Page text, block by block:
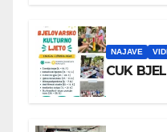
NAJAVE
CUK